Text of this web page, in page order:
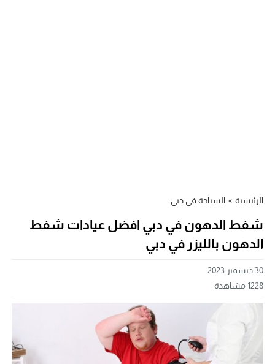
الرئيسية » السياحة في دبي
شفط الدهون في دبي افضل عيادات شفط
الدهون بالليزر في دبي
30 ديسمبر 2023
1228مشاهدة